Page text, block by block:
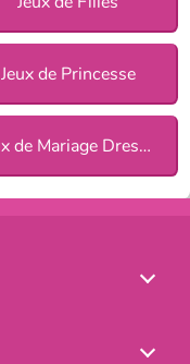
Jeux de Princesse
Jeux de Mariage Dress Up pour Filles